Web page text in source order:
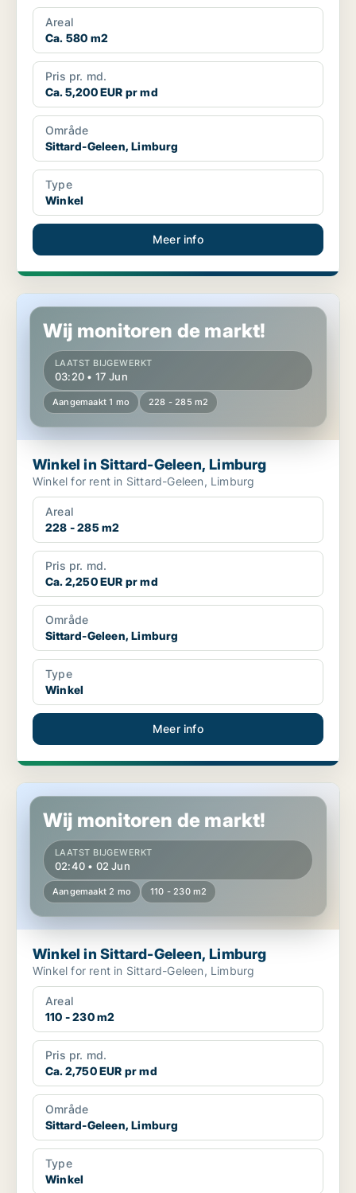
Areal
Ca. 580 m2
Pris pr. md.
Ca. 5,200 EUR pr md
Område
Sittard-Geleen, Limburg
Type
Winkel
Meer info
Winkel in Sittard-Geleen, Limburg
Wij monitoren de markt!
LAATST BIJGEWERKT
03:20 • 17 Jun
Aangemaakt 1 mo 228 - 285 m2
Winkel in Sittard-Geleen, Limburg
Winkel for rent in Sittard-Geleen, Limburg
Areal
228 - 285 m2
Pris pr. md.
Ca. 2,250 EUR pr md
Område
Sittard-Geleen, Limburg
Type
Winkel
Meer info
Winkel in Sittard-Geleen, Limburg
Wij monitoren de markt!
LAATST BIJGEWERKT
02:40 • 02 Jun
Aangemaakt 2 mo 110 - 230 m2
Winkel in Sittard-Geleen, Limburg
Winkel for rent in Sittard-Geleen, Limburg
Areal
110 - 230 m2
Pris pr. md.
Ca. 2,750 EUR pr md
Område
Sittard-Geleen, Limburg
Type
Winkel